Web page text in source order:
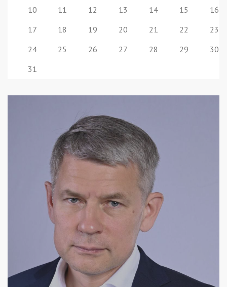
10
11 12 13 14 15
16
17
18 19 20 21 22
23
24
25 26 27 28 29
30
31